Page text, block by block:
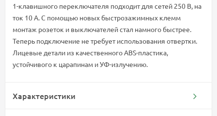
1-клавишного переключателя подходит для сетей 250 В, на
ток 10 А. С помощью новых быстрозажимных клемм
монтаж розеток и выключателей стал намного быстрее.
Теперь подключение не требует использования отвертки.
Лицевые детали из качественного ABS-пластика,
устойчивого к царапинам и УФ-излучению.
Характеристики